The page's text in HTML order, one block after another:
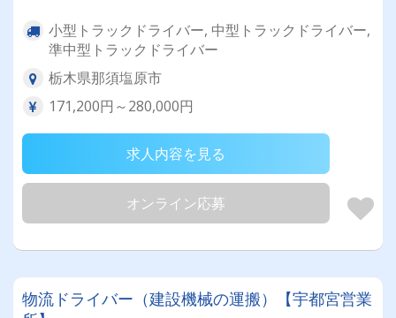
小型トラックドライバー, 中型トラックドライバー,
準中型トラックドライバー
栃木県那須塩原市
171,200円～280,000円
求人内容を見る
オンライン応募
物流ドライバー（建設機械の運搬）【宇都宮営業